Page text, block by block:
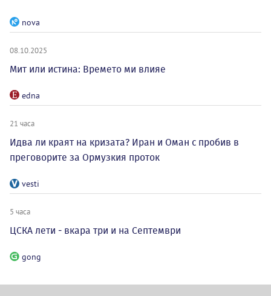
nova
08.10.2025
Мит или истина: Времето ми влияе
edna
21 часа
Идва ли краят на кризата? Иран и Оман с пробив в
преговорите за Ормузкия проток
vesti
5 часа
ЦСКА лети - вкара три и на Септември
gong